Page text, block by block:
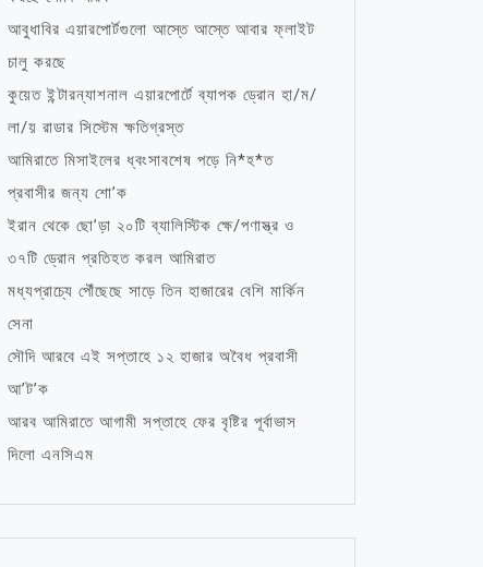
আবুধাবির এয়ারপোর্টগুলো আস্তে আস্তে আবার ফ্লাইট
চালু করছে
কুয়েত ইন্টারন্যাশনাল এয়ারপোর্টে ব্যাপক ড্রোন হা/ম/
লা/য় রাডার সিস্টেম ক্ষতিগ্রস্ত
আমিরাতে মিসাইলের ধ্বংসাবশেষ পড়ে নি*হ*ত
প্রবাসীর জন্য শো’ক
ইরান থেকে ছো’ড়া ২০টি ব্যালিস্টিক ক্ষে/পণাস্ত্র ও
৩৭টি ড্রোন প্রতিহত করল আমিরাত
মধ্যপ্রাচ্যে পৌঁছেছে সাড়ে তিন হাজারের বেশি মার্কিন
সেনা
সৌদি আরবে এই সপ্তাহে ১২ হাজার অবৈধ প্রবাসী
আ’ট’ক
আরব আমিরাতে আগামী সপ্তাহে ফের বৃষ্টির পূর্বাভাস
দিলো এনসিএম